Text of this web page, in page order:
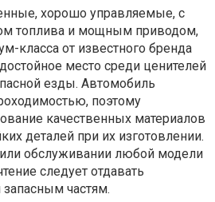
хорошо управляемые, с
топлива и мощным приводом,
класса от известного бренда
место среди ценителей
езды. Автомобиль
поэтому
качественных материалов
деталей при их изготовлении.
обслуживании любой модели
следует отдавать
частям.